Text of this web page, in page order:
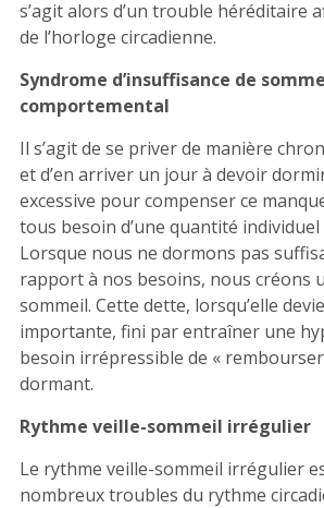
s’agit alors d’un trouble héréditaire
de l’horloge circadienne.
Syndrome d’insuffisance de
comportemental
Il s’agit de se priver de manière
et d’en arriver un jour à devoir
excessive pour compenser ce
tous besoin d’une quantité individuel
Lorsque nous ne dormons pas
rapport à nos besoins, nous créons
sommeil. Cette dette, lorsqu’elle
importante, fini par entraîner une
besoin irrépressible de «
dormant.
Rythme veille-sommeil irrégulier
Le rythme veille-sommeil irrégulier
nombreux troubles du rythme